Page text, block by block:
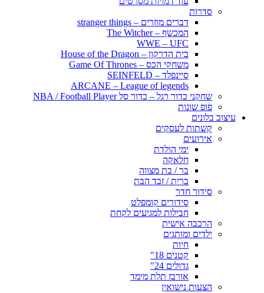
סדרות
דברים מוזרים – stranger things
המכשף – The Witcher
WWE – UFC
בית הדרקון – House of the Dragon
משחקי הכס – Game Of Thrones
סיינפלד – SEINFELD
ARCANE – League of legends
שחקני כדור רגל – כדור סל NBA / Football Player
פופ שונות
עיצוב בלונים
קשתות לעסקים
אירועים
ימי הולדת
חלאקה
בר / בת מצווה
ברית / זבד הבת
סידור חדר
סידורים קומפלט
חבילות למגיעים לקחת
הרכבה אישית
ילדים ומותגים
חיות
קטנים 18"
גדולים 24"
אורבז תלת מימד
הצעות נישואין